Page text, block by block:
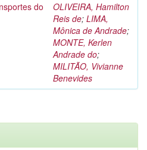
do
OLIVEIRA, Hamilton
Reis de; LIMA,
Mônica de Andrade;
MONTE, Kerlen
Andrade do;
MILITÃO, Vivianne
Benevides